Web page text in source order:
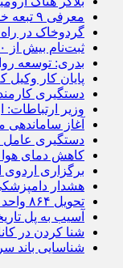
معرفی ۹ تبعه خارجی غیرمجاز به مراجع قضایی در اردبیل
گردوخاک در راه
ثبت‌نام بیش از ۲۰ هزار زائر اربعین از اردبیل
بدری: توسعه
پایان کار وکیل
دستگیری
وزیر
آغاز
دستگیری عامل
کاهش دمای هوا
برگزاری اردوی استعدادیابی
هشدار
تحویل ۸۶۴ واحد نهضت ملی مسکن مشکین‌شهر تا پایان سال‌جاری
آسیب به پل
شنا کردن در
شناسایی باند